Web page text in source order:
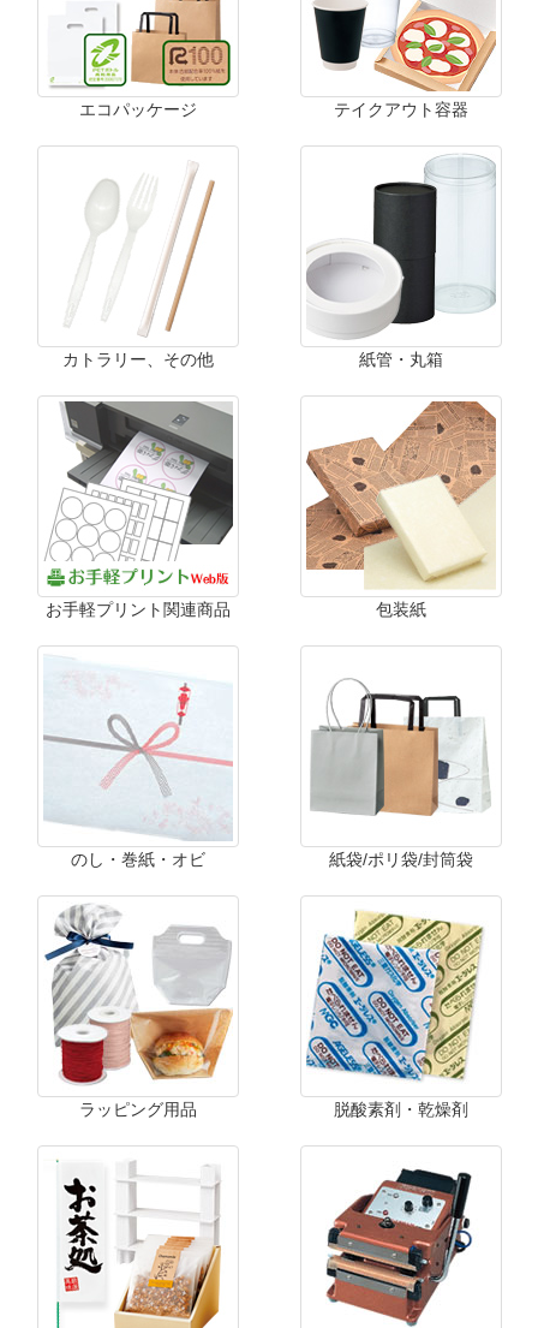
エコパッケージ テイクアウト容器
カトラリー、その他 紙管・丸箱
お手軽プリント関連商品 包装紙
のし・巻紙・オビ 紙袋/ポリ袋/封筒袋
ラッピング用品 脱酸素剤・乾燥剤